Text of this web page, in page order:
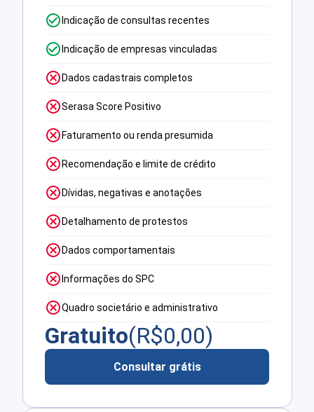
Indicação de consultas recentes
Indicação de empresas vinculadas
Dados cadastrais completos
Serasa Score Positivo
Faturamento ou renda presumida
Recomendação e limite de crédito
Dívidas, negativas e anotações
Detalhamento de protestos
Dados comportamentais
Informações do SPC
Quadro societário e administrativo
Gratuito(R$0,00)
Consultar grátis